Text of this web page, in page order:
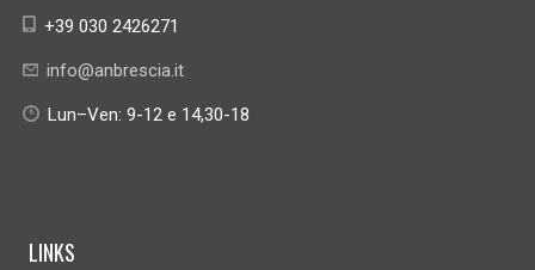
+39 030 2426271
info@anbrescia.it
Lun–Ven: 9-12 e 14,30-18
LINKS